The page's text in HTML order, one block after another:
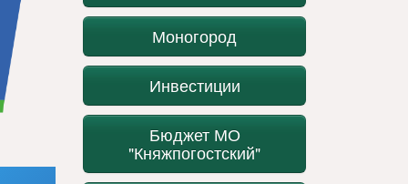
Моногород
Инвестиции
Бюджет МО
"Княжпогостский"